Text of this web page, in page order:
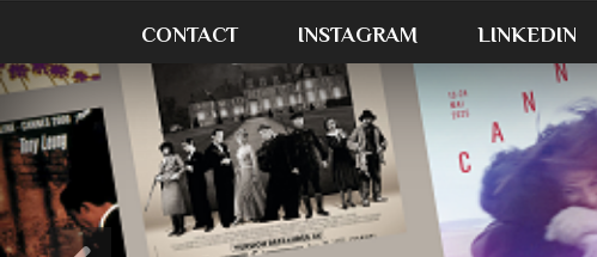
CONTACT INSTAGRAM LINKEDIN